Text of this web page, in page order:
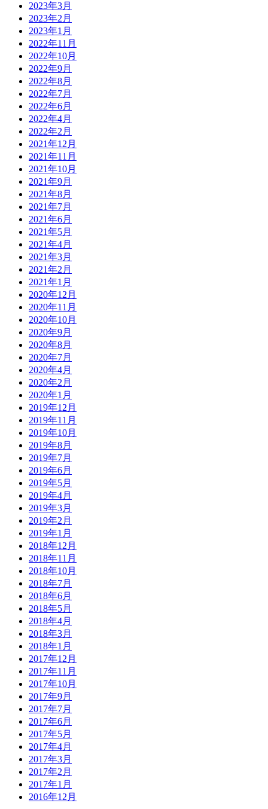
2023年3月
2023年2月
2023年1月
2022年11月
2022年10月
2022年9月
2022年8月
2022年7月
2022年6月
2022年4月
2022年2月
2021年12月
2021年11月
2021年10月
2021年9月
2021年8月
2021年7月
2021年6月
2021年5月
2021年4月
2021年3月
2021年2月
2021年1月
2020年12月
2020年11月
2020年10月
2020年9月
2020年8月
2020年7月
2020年4月
2020年2月
2020年1月
2019年12月
2019年11月
2019年10月
2019年8月
2019年7月
2019年6月
2019年5月
2019年4月
2019年3月
2019年2月
2019年1月
2018年12月
2018年11月
2018年10月
2018年7月
2018年6月
2018年5月
2018年4月
2018年3月
2018年1月
2017年12月
2017年11月
2017年10月
2017年9月
2017年7月
2017年6月
2017年5月
2017年4月
2017年3月
2017年2月
2017年1月
2016年12月